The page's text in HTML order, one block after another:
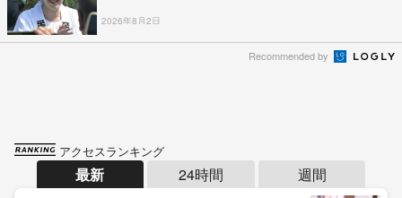
2026年8月2日
Recommended by
アクセスランキング
最新 24時間 週間